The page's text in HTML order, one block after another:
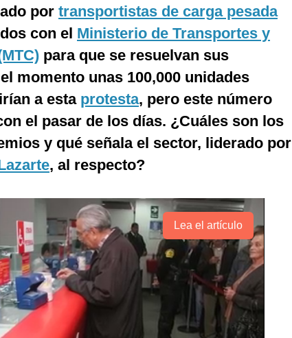
por transportistas de carga pesada
con el Ministerio de Transportes y
para que se resuelvan sus
momento unas 100,000 unidades
a esta protesta, pero este número
el pasar de los días. ¿Cuáles son los
y qué señala el sector, liderado por
, al respecto?
Lea el artículo